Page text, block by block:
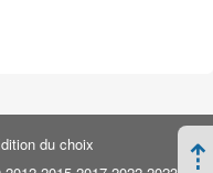
du choix